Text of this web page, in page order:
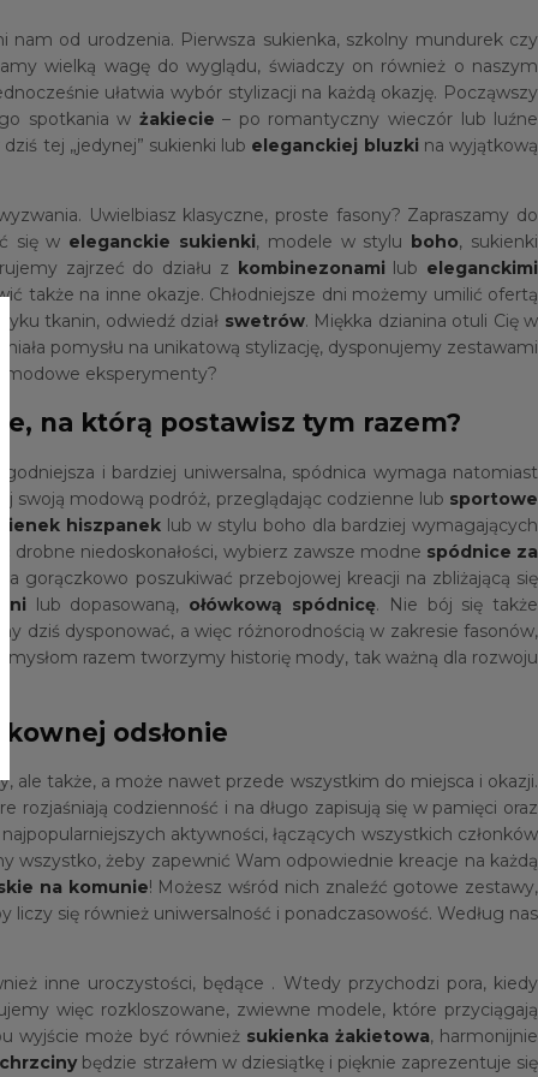
od urodzenia. Pierwsza sukienka, szkolny mundurek czy
wielką wagę do wyglądu, świadczy on również o naszym
ułatwia wybór stylizacji na każdą okazję. Począwszy
spotkania w żakiecie – po romantyczny wieczór lub luźne
tej „jedynej” sukienki lub eleganckiej bluzki na wyjątkową
Uwielbiasz klasyczne, proste fasony? Zapraszamy do
się w eleganckie sukienki, modele w stylu boho, sukienki
zajrzeć do działu z kombinezonami lub eleganckimi
także na inne okazje. Chłodniejsze dni możemy umilić ofertą
tkanin, odwiedź dział swetrów. Miękka dzianina otuli Cię w
pomysłu na unikatową stylizację, dysponujemy zestawami
modowe eksperymenty?
na którą postawisz tym razem?
i bardziej uniwersalna, spódnica wymaga natomiast
swoją modową podróż, przeglądając codzienne lub sportowe
hiszpaneklub w stylu boho dla bardziej wymagających
drobne niedoskonałości, wybierz zawsze modne spódnice za
gorączkowo poszukiwać przebojowej kreacji na zbliżającą się
lub dopasowaną, ołówkową spódnicę. Nie bój się także
dziś dysponować, a więc różnorodnością w zakresie fasonów,
razem tworzymy historię mody, tak ważną dla rozwoju
odsłonie
także, a może nawet przede wszystkim do miejsca i okazji.
codzienność i na długo zapisują się w pamięci oraz
aktywności, łączących wszystkich członków
wszystko, żeby zapewnić Wam odpowiednie kreacje na każdą
na komunie! Możesz wśród nich znaleźć gotowe zestawy,
się również uniwersalność i ponadczasowość. Według nas
inne uroczystości, będące . Wtedy przychodzi pora, kiedy
więc rozkloszowane, zwiewne modele, które przyciągają
wyjście może być również sukienka żakietowa, harmonijnie
będzie strzałem w dziesiątkę i pięknie zaprezentuje się